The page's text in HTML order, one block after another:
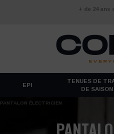
+ de 24 ans
EPI
TENUES DE
DE SAISON
PANTALON ÉLECTRICIEN